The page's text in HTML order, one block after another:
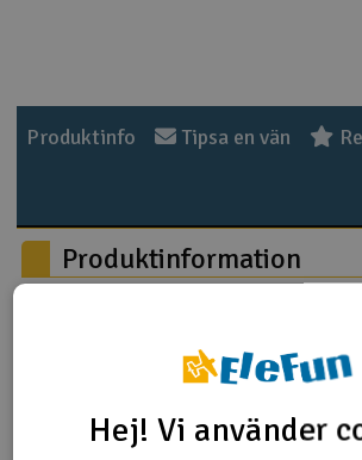
Radioutrustning
Scooter & elfordon
Verktyg, utrustning och
Produktinfo Tipsa en vän
Produktinformation
Produktrecensioner
Hej! Vi använder